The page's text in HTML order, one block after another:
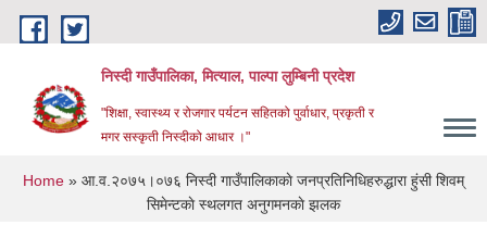
Skip to main content
निस्दी गाउँपालिका, मित्याल, पाल्पा लुम्बिनी प्रदेश
"शिक्षा, स्वास्थ्य र रोजगार पर्यटन सहितको पुर्वाधार, प्रकृती र
मगर सस्कृती निस्दीको आधार ।"
You are here
Home » आ.व.२०७५।०७६ निस्दी गाउँपालिकाकाे जनप्रतिनिधिहरुद्धारा हुंसी शिवम्
सिमेन्टकाे स्थलगत अनुगमनकाे झलक